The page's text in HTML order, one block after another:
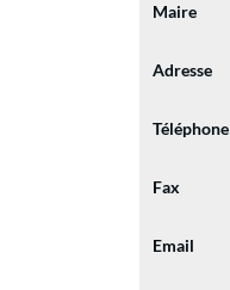
Maire
Adresse
Téléphone
Fax
Email